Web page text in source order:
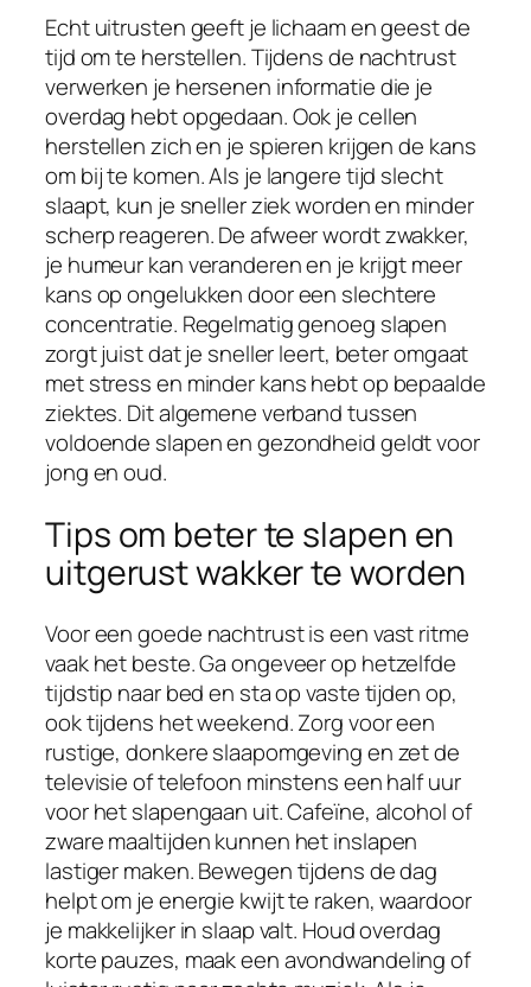
Echt uitrusten geeft je lichaam en geest de
tijd om te herstellen. Tijdens de nachtrust
verwerken je hersenen informatie die je
overdag hebt opgedaan. Ook je cellen
herstellen zich en je spieren krijgen de kans
om bij te komen. Als je langere tijd slecht
slaapt, kun je sneller ziek worden en minder
scherp reageren. De afweer wordt zwakker,
je humeur kan veranderen en je krijgt meer
kans op ongelukken door een slechtere
concentratie. Regelmatig genoeg slapen
zorgt juist dat je sneller leert, beter omgaat
met stress en minder kans hebt op bepaalde
ziektes. Dit algemene verband tussen
voldoende slapen en gezondheid geldt voor
jong en oud.
Tips om beter te slapen en
uitgerust wakker te worden
Voor een goede nachtrust is een vast ritme
vaak het beste. Ga ongeveer op hetzelfde
tijdstip naar bed en sta op vaste tijden op,
ook tijdens het weekend. Zorg voor een
rustige, donkere slaapomgeving en zet de
televisie of telefoon minstens een half uur
voor het slapengaan uit. Cafeïne, alcohol of
zware maaltijden kunnen het inslapen
lastiger maken. Bewegen tijdens de dag
helpt om je energie kwijt te raken, waardoor
je makkelijker in slaap valt. Houd overdag
korte pauzes, maak een avondwandeling of